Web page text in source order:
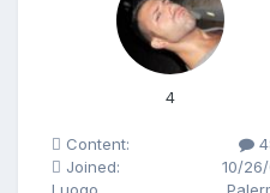
4
Content:
Joined:
10/